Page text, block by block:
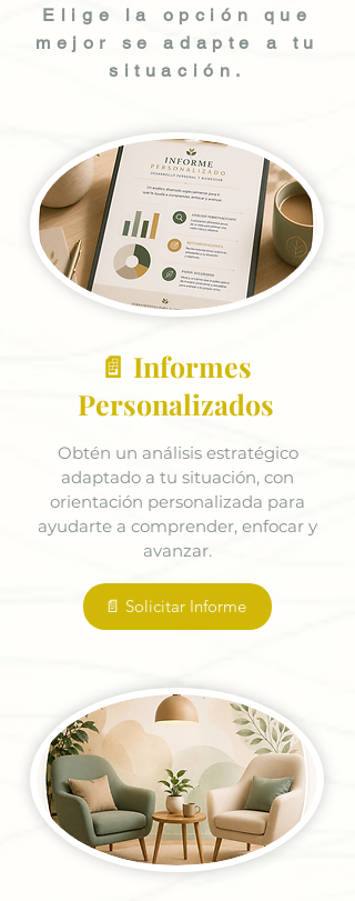
Elige la opción que
mejor se adapte a tu
situación.
📄 Informes
Personalizados
Obtén un análisis estratégico
adaptado a tu situación, con
orientación personalizada para
ayudarte a comprender, enfocar y
avanzar.
📄 Solicitar Informe